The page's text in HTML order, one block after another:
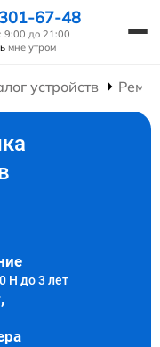
67-48
9:00 до 21:00
мне утром
устройств
H до 3 лет